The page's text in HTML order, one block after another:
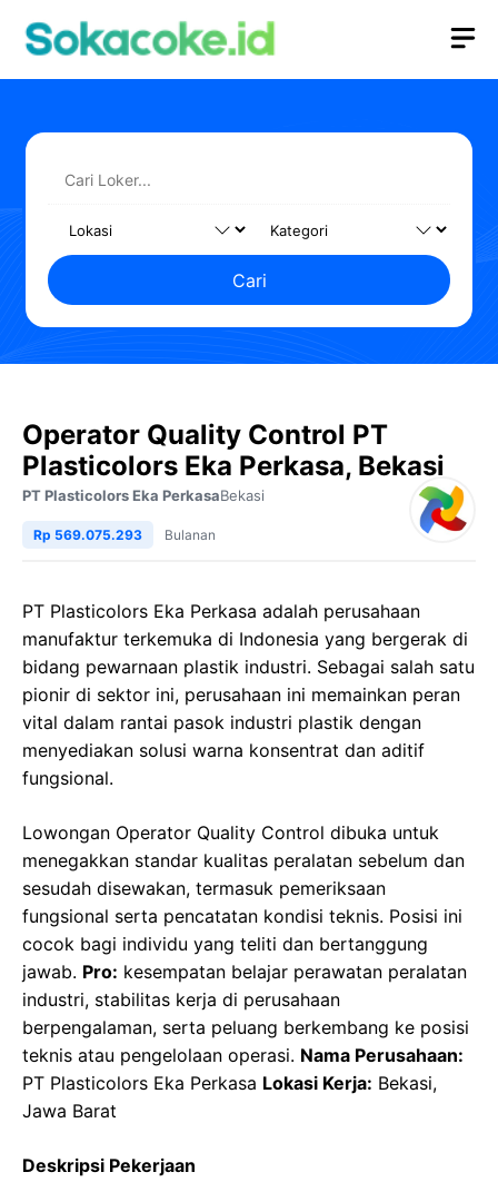
Cari
Operator Quality Control PT
Plasticolors Eka Perkasa, Bekasi
PT Plasticolors Eka PerkasaBekasi
Rp 569.075.293 Bulanan
PT Plasticolors Eka Perkasa adalah perusahaan
manufaktur terkemuka di Indonesia yang bergerak di
bidang pewarnaan plastik industri. Sebagai salah satu
pionir di sektor ini, perusahaan ini memainkan peran
vital dalam rantai pasok industri plastik dengan
menyediakan solusi warna konsentrat dan aditif
fungsional.
Lowongan Operator Quality Control dibuka untuk
menegakkan standar kualitas peralatan sebelum dan
sesudah disewakan, termasuk pemeriksaan
fungsional serta pencatatan kondisi teknis. Posisi ini
cocok bagi individu yang teliti dan bertanggung
jawab. Pro: kesempatan belajar perawatan peralatan
industri, stabilitas kerja di perusahaan
berpengalaman, serta peluang berkembang ke posisi
teknis atau pengelolaan operasi. Nama Perusahaan:
PT Plasticolors Eka Perkasa Lokasi Kerja: Bekasi,
Jawa Barat
Deskripsi Pekerjaan